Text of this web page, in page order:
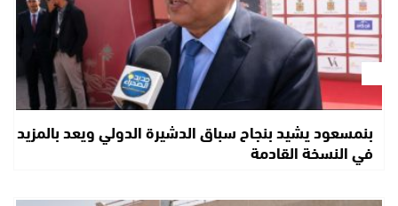
بنمسعود يشيد بنجاح سباق الدشيرة الدولي ويعد بالمزيد
في النسخة القادمة